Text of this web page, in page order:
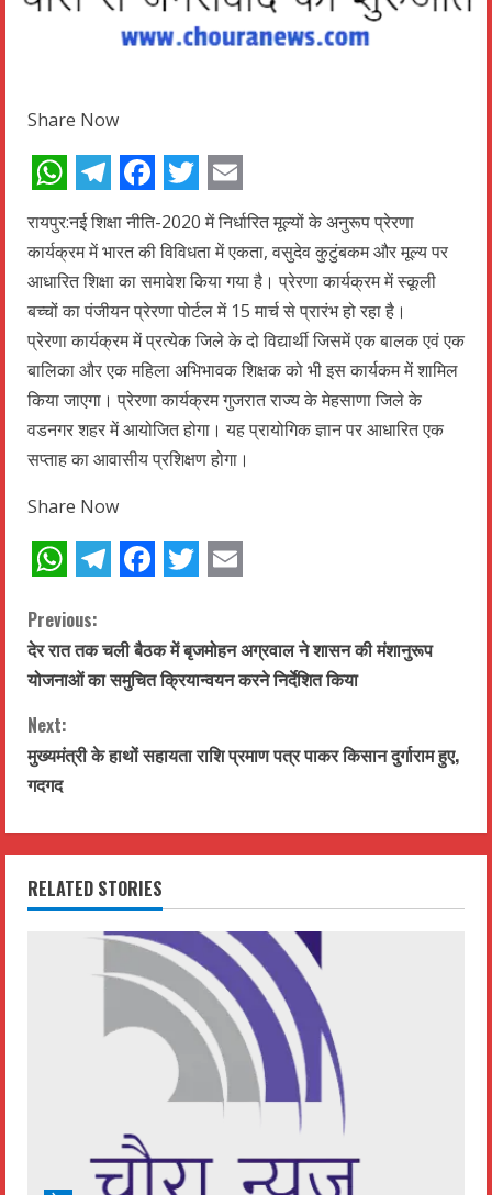
Share Now
WhatsApp
Telegram
Facebook
Twitter
Email
रायपुर:नई शिक्षा नीति-2020 में निर्धारित मूल्यों के अनुरूप प्रेरणा
कार्यक्रम में भारत की विविधता में एकता, वसुदेव कुटुंबकम और मूल्य पर
आधारित शिक्षा का समावेश किया गया है। प्रेरणा कार्यक्रम में स्कूली
बच्चों का पंजीयन प्रेरणा पोर्टल में 15 मार्च से प्रारंभ हो रहा है।
प्रेरणा कार्यक्रम में प्रत्येक जिले के दो विद्यार्थी जिसमें एक बालक एवं एक
बालिका और एक महिला अभिभावक शिक्षक को भी इस कार्यकम में शामिल
किया जाएगा। प्रेरणा कार्यक्रम गुजरात राज्य के मेहसाणा जिले के
वडनगर शहर में आयोजित होगा। यह प्रायोगिक ज्ञान पर आधारित एक
सप्ताह का आवासीय प्रशिक्षण होगा।
Share Now
C
o
n
t
n
u
Previous:
देर रात तक चली बैठक में बृजमोहन अग्रवाल ने शासन की मंशानुरूप
योजनाओं का समुचित क्रियान्वयन करने निर्देशित किया
Next:
मुख्यमंत्री के हाथों सहायता राशि प्रमाण पत्र पाकर किसान दुर्गाराम हुए,
गदगद
RELATED STORIES